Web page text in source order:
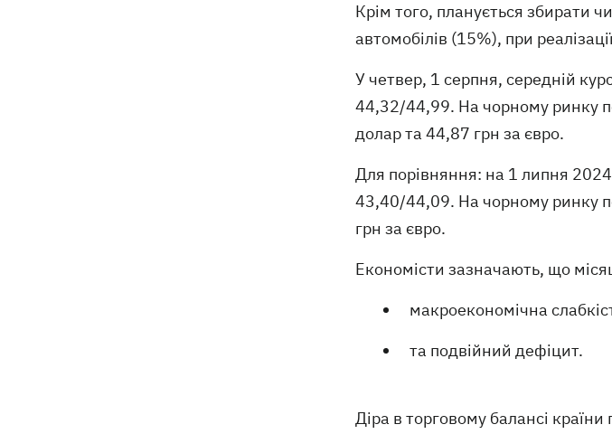
Крім того, планується збирати
автомобілів (15%), при
У четвер, 1 серпня, середній
44,32/44,99. На чорному ринку
долар та 44,87 грн за євро.
Для порівняння: на 1 липня 2024
43,40/44,09. На чорному ринку
грн за євро.
Економісти зазначають, що
макроекономічна
та подвійний дефіцит.
Діра в торговому балансі